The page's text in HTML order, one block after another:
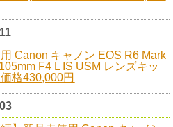
Canon キャノン EOS R6 Mark
105mm F4 L IS USM レンズキッ
格430,000円